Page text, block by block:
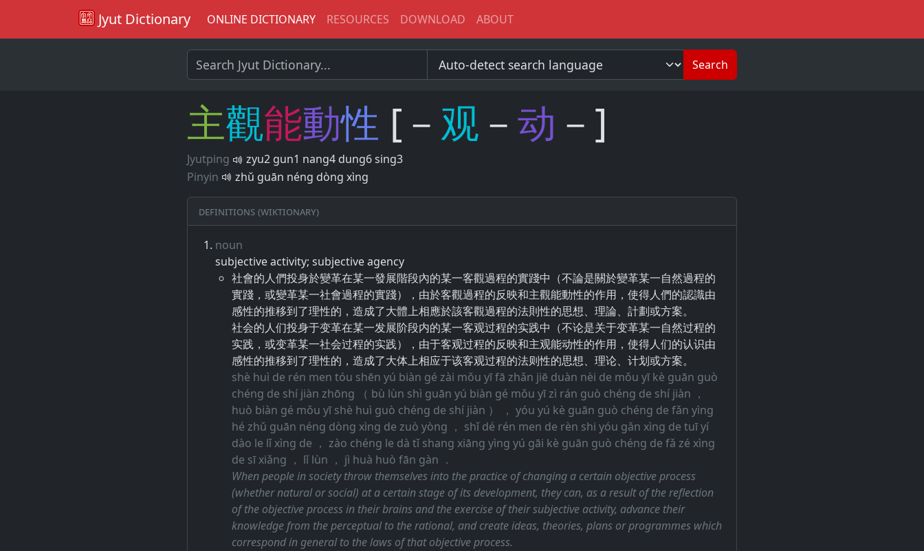
Jyut Dictionary ONLINE DICTIONARY RESOURCES DOWNLOAD ABOUT
Search
主觀能動性 [－ 观 －动 －]
Jyutping
zyu2 gun1 nang4 dung6 sing3
Pinyin
zhǔ guān néng dòng xìng
Definitions (Wiktionary)
noun
subjective activity; subjective agency
社會的人們投身於變革在某一發展階段內的某一客觀過程的實踐中（不論是關於變革某一自然過程的
實踐，或變革某一社會過程的實踐），由於客觀過程的反映和主觀能動性的作用，使得人們的認識由
感性的推移到了理性的，造成了大體上相應於該客觀過程的法則性的思想、理論、計劃或方案。
社会的人们投身于变革在某一发展阶段内的某一客观过程的实践中（不论是关于变革某一自然过程的
实践，或变革某一社会过程的实践），由于客观过程的反映和主观能动性的作用，使得人们的认识由
感性的推移到了理性的，造成了大体上相应于该客观过程的法则性的思想、理论、计划或方案。
shè huì de rén men tóu shēn yú biàn gé zài mǒu yī fā zhǎn jiē duàn nèi de mǒu yī kè guān guò
chéng de shí jiàn zhōng （ bù lùn shì guān yú biàn gé mǒu yī zì rán guò chéng de shí jiàn ，
huò biàn gé mǒu yī shè huì guò chéng de shí jiàn ） ， yóu yú kè guān guò chéng de fǎn yìng
hé zhǔ guān néng dòng xìng de zuò yòng ， shǐ dé rén men de rèn shi yóu gǎn xìng de tuī yí
dào le lǐ xìng de ， zào chéng le dà tǐ shang xiāng yìng yú gāi kè guān guò chéng de fǎ zé xìng
de sī xiǎng ， lǐ lùn ， jì huà huò fān gàn ．
When people in society throw themselves into the practice of changing a certain objective process
(whether natural or social) at a certain stage of its development, they can, as a result of the reflection
of the objective process in their brains and the exercise of their subjective activity, advance their
knowledge from the perceptual to the rational, and create ideas, theories, plans or programmes which
correspond in general to the laws of that objective process.